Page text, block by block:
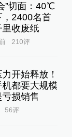
”切面：40℃
，2400名首
收废纸
210评
开始释放！
都要大规模
损销售
56评